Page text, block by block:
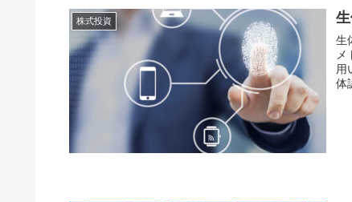
株式投資
生体認証と
メ
用